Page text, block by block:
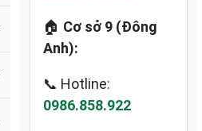
🏠 Cơ sở 9 (Đông
Anh):
📞 Hotline:
0986.858.922